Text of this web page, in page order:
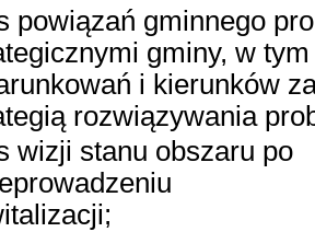
powiązań gminnego
gminy, w
i kierunków
rozwiązywania
wizji stanu obszaru po